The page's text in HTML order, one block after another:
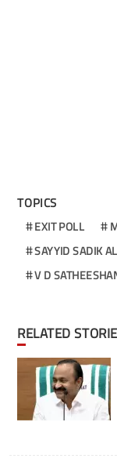
TOPICS
EXIT POLL
SAYYID SADIK
V D
RELATED